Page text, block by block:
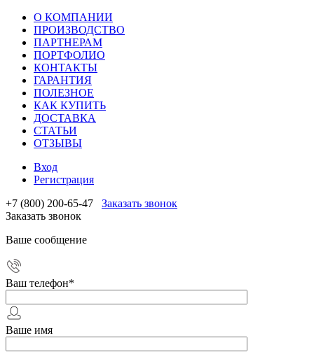
О КОМПАНИИ
ПРОИЗВОДСТВО
ПАРТНЕРАМ
ПОРТФОЛИО
КОНТАКТЫ
ГАРАНТИЯ
ПОЛЕЗНОЕ
КАК КУПИТЬ
ДОСТАВКА
СТАТЬИ
ОТЗЫВЫ
Вход
Регистрация
+7 (800) 200-65-47
Заказать звонок
Заказать звонок
Ваше сообщение
Ваш телефон*
Ваше имя